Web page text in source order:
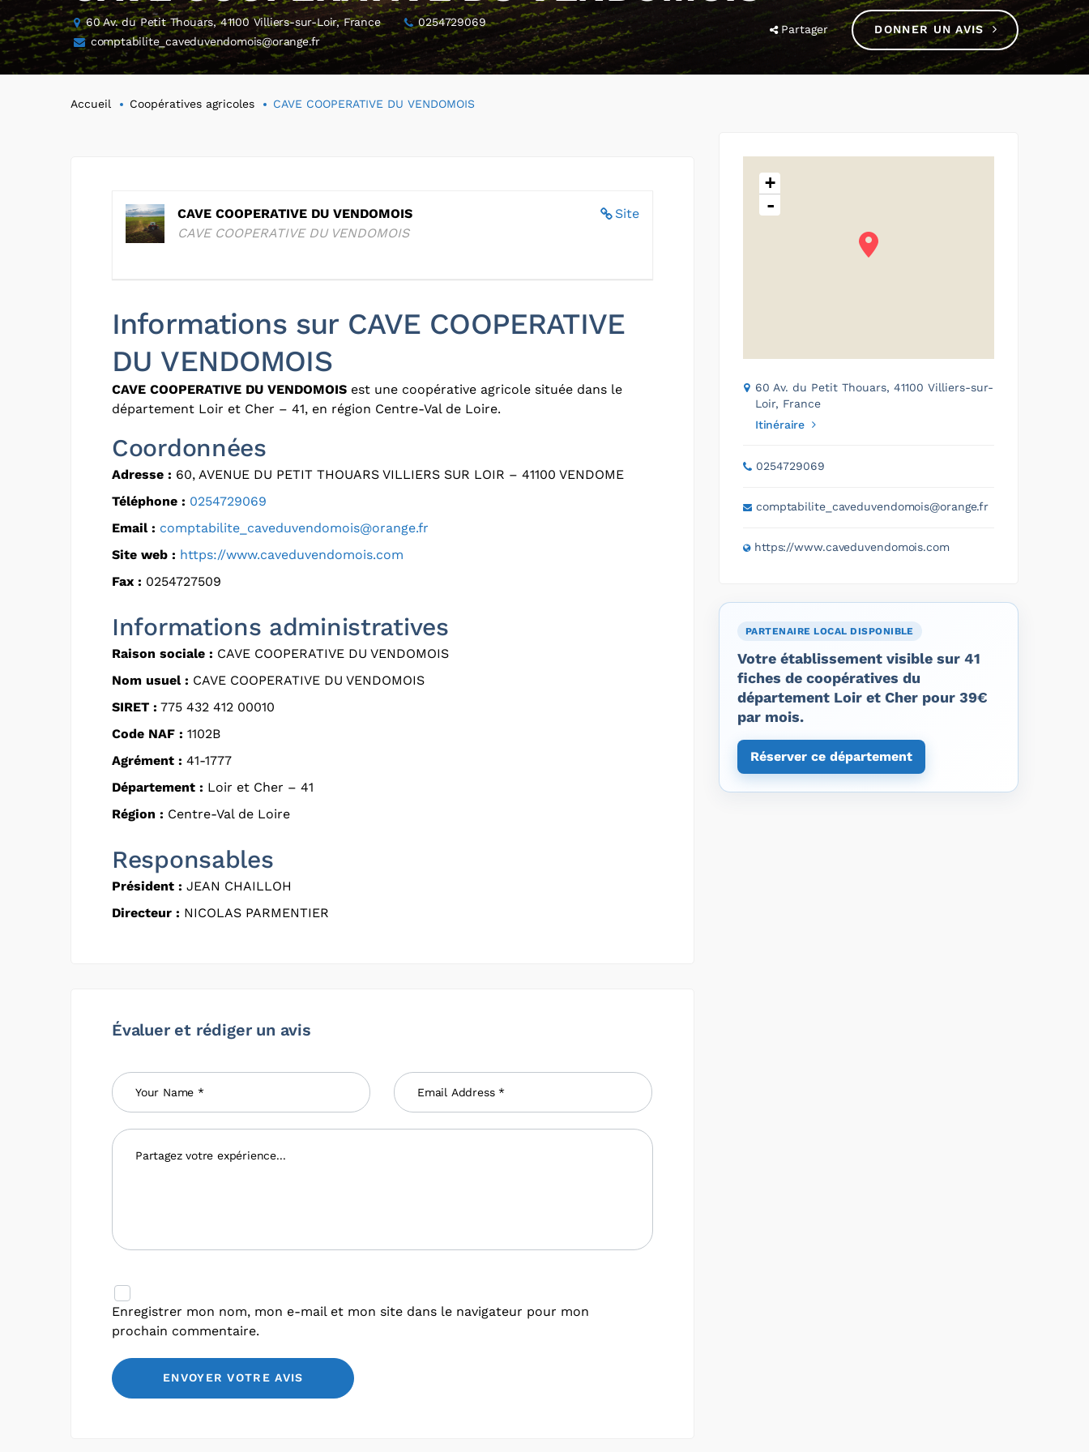
60 Av. du Petit Thouars, 41100 Villiers-sur-Loir, France
0254729069
comptabilite_caveduvendomois@orange.fr
Partager DONNER UN AVIS
Accueil Coopératives agricoles CAVE COOPERATIVE DU VENDOMOIS
Site
CAVE COOPERATIVE DU VENDOMOIS
CAVE COOPERATIVE DU VENDOMOIS
Informations sur CAVE COOPERATIVE
DU VENDOMOIS
CAVE COOPERATIVE DU VENDOMOIS est une coopérative agricole située dans le
département Loir et Cher – 41, en région Centre-Val de Loire.
Coordonnées
Adresse : 60, AVENUE DU PETIT THOUARS VILLIERS SUR LOIR – 41100 VENDOME
Téléphone : 0254729069
Email : comptabilite_caveduvendomois@orange.fr
Site web : https://www.caveduvendomois.com
Fax : 0254727509
Informations administratives
Raison sociale : CAVE COOPERATIVE DU VENDOMOIS
Nom usuel : CAVE COOPERATIVE DU VENDOMOIS
SIRET : 775 432 412 00010
Code NAF : 1102B
Agrément : 41-1777
Département : Loir et Cher – 41
Région : Centre-Val de Loire
Responsables
Président : JEAN CHAILLOH
Directeur : NICOLAS PARMENTIER
Évaluer et rédiger un avis
Enregistrer mon nom, mon e-mail et mon site dans le navigateur pour mon
prochain commentaire.
+
-
60 Av. du Petit Thouars, 41100 Villiers-sur-
Loir, France
Itinéraire
0254729069
comptabilite_caveduvendomois@orange.fr
https://www.caveduvendomois.com
PARTENAIRE LOCAL DISPONIBLE
Votre établissement visible sur 41
fiches de coopératives du
département Loir et Cher pour 39€
par mois.
Réserver ce département